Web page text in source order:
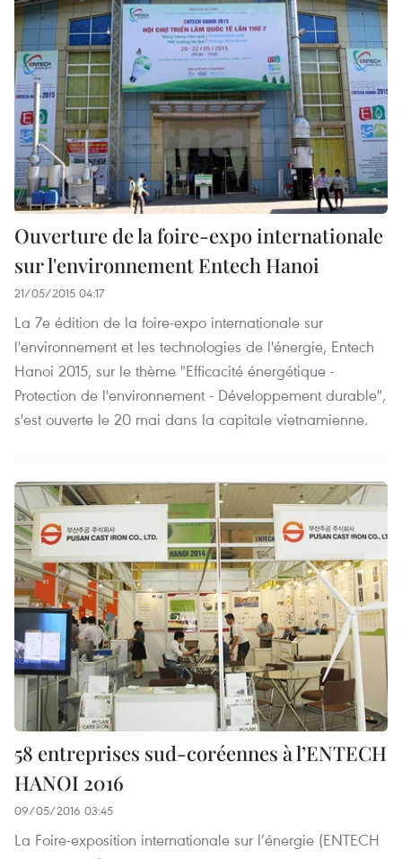
Ouverture de la foire-expo internationale
sur l'environnement Entech Hanoi
21/05/2015 04:17
La 7e édition de la foire-expo internationale sur
l'environnement et les technologies de l'énergie, Entech
Hanoi 2015, sur le thème "Efficacité énergétique -
Protection de l'environnement - Développement durable",
s'est ouverte le 20 mai dans la capitale vietnamienne.
58 entreprises sud-coréennes à l’ENTECH
HANOI 2016
09/05/2016 03:45
La Foire-exposition internationale sur l’énergie (ENTECH